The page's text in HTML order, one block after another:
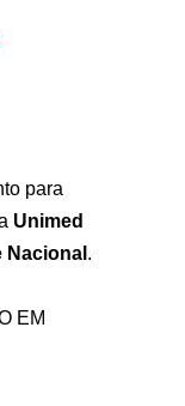
para
Unimed
Nacional .
EM